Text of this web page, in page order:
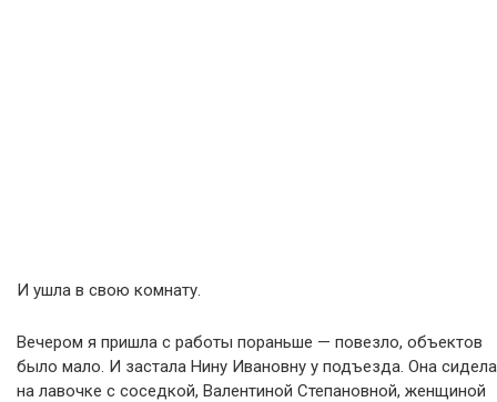
И ушла в свою комнату.
Вечером я пришла с работы пораньше — повезло, объектов
было мало. И застала Нину Ивановну у подъезда. Она сидела
на лавочке с соседкой, Валентиной Степановной, женщиной